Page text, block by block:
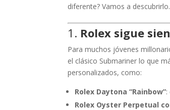
diferente? Vamos a descubrirlo.
1. Rolex sigue
Para muchos jóvenes
el clásico Submariner lo que
personalizados, como:
Rolex Daytona “Rainbow”:
Rolex Oyster Perpetual